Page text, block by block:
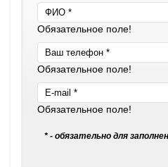
Обязательное поле!
Обязательное поле!
Обязательное поле!
* - обязательно для